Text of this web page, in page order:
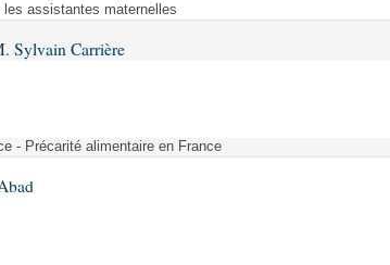
les assistantes maternelles
Sylvain Carrière
- Précarité alimentaire en France